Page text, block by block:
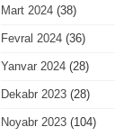
Mart 2024(38)
Fevral 2024(36)
Yanvar 2024(28)
Dekabr 2023(28)
Noyabr 2023(104)